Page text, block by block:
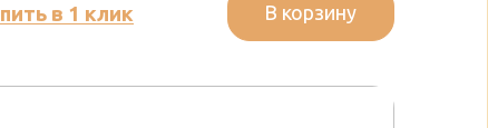
в 1 клик В корзину